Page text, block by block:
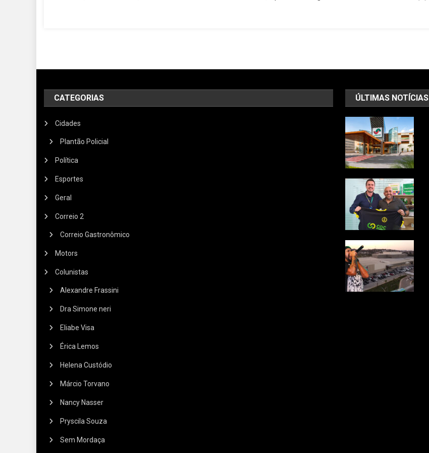
CATEGORIAS
Cidades
Plantão Policial
Política
Esportes
Geral
Correio 2
Correio Gastronômico
Motors
Colunistas
Alexandre Frassini
Dra Simone neri
Eliabe Visa
Érica Lemos
Helena Custódio
Márcio Torvano
Nancy Nasser
Pryscila Souza
Sem Mordaça
ÚLTIMAS NOTÍCIAS